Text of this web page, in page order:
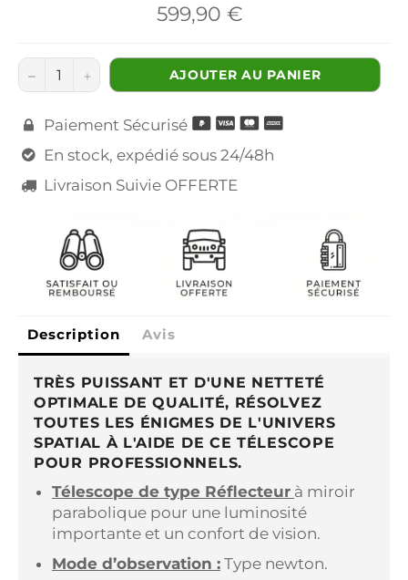
Prix
régulier
599,90 €
− + AJOUTER AU PANIER
 Paiement Sécurisé
 En stock, expédié sous 24/48h
 Livraison Suivie OFFERTE
Description Avis
TRÈS PUISSANT ET D'UNE NETTETÉ
OPTIMALE DE QUALITÉ, RÉSOLVEZ
TOUTES LES ÉNIGMES DE L'UNIVERS
SPATIAL À L'AIDE DE CE TÉLESCOPE
POUR PROFESSIONNELS.
Télescope de type Réflecteur à miroir
parabolique pour une luminosité
importante et un confort de vision.
Mode d’observation : Type newton.